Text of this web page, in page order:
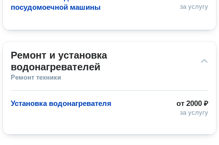
за услугу
посудомоечной машины
Ремонт и установка
водонагревателей
Ремонт техники
от 2000 ₽
за услугу
Установка водонагревателя